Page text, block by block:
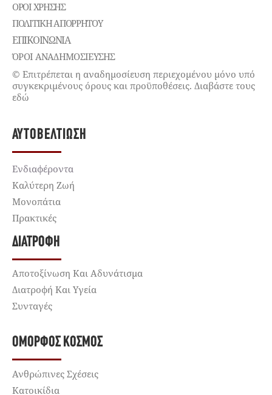
ΌΡΟΙ ΧΡΉΣΗΣ
ΠΟΛΙΤΙΚΉ ΑΠΟΡΡΉΤΟΥ
ΕΠΙΚΟΙΝΩΝΊΑ
ΌΡΟΙ ΑΝΑΔΗΜΟΣΙΕΥΣΗΣ
© Επιτρέπεται η αναδημοσίευση περιεχομένου μόνο υπό
συγκεκριμένους όρους και προϋποθέσεις. Διαβάστε τους
εδώ
ΑΥΤΟΒΕΛΤΊΩΣΗ
Ενδιαφέροντα
Καλύτερη Ζωή
Μονοπάτια
Πρακτικές
ΔΙΑΤΡΟΦΉ
Αποτοξίνωση Και Αδυνάτισμα
Διατροφή Και Υγεία
Συνταγές
ΌΜΟΡΦΟΣ ΚΌΣΜΟΣ
Ανθρώπινες Σχέσεις
Κατοικίδια